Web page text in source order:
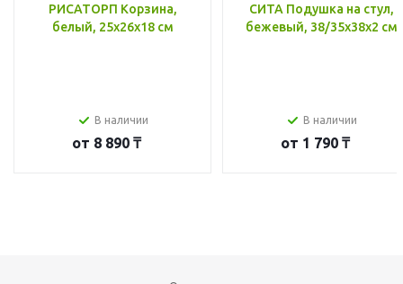
РИСАТОРП Корзина,
белый, 25x26x18 см
В наличии
от 8 890 ₸
СИТА Подушка на стул,
бежевый, 38/35x38x2 см
В наличии
от 1 790 ₸